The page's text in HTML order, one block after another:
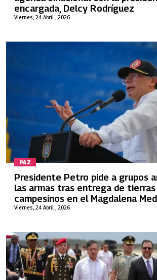
Viernes, 24 Abril , 2026
encargada, Delcy Rodríguez
PAZ
Viernes, 24 Abril , 2026
Presidente Petro pide a grupos
las armas tras entrega de tierras
campesinos en el Magdalena